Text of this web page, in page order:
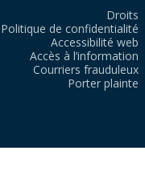
Droits
Politique de confidentialité
Accessibilité web
Accès à l’information
Courriers frauduleux
Porter plainte